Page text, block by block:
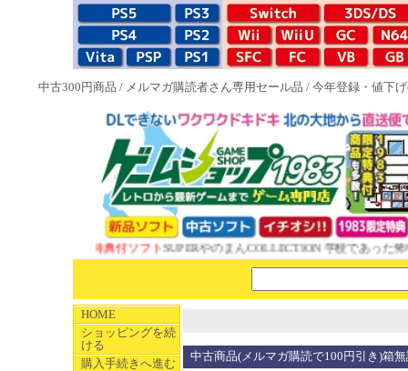
中古300円商品 / メルマガ購読者さん専用セール品 / 今年登録・値下
1983特典付ソフトSUPERやのまんCOLLECTION 学校であった怖い話
HOME
ショッピングを続
ける
購入手続きへ進む
中古商品(メルマガ購読で100円引き)箱